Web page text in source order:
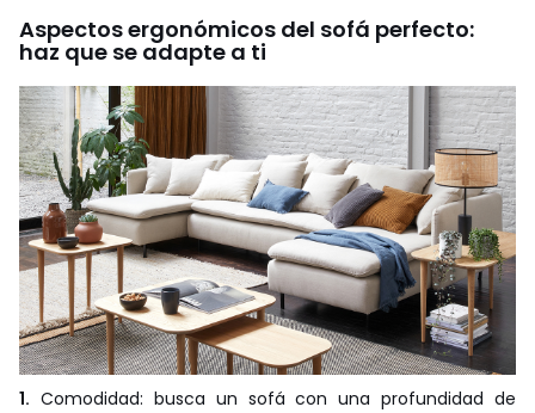
Aspectos ergonómicos del sofá perfecto:
haz que se adapte a ti
1. Comodidad: busca un sofá con una profundidad de